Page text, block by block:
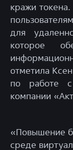
кражи
для
которое
отметила
по работе с
компании
«Повышение
среде